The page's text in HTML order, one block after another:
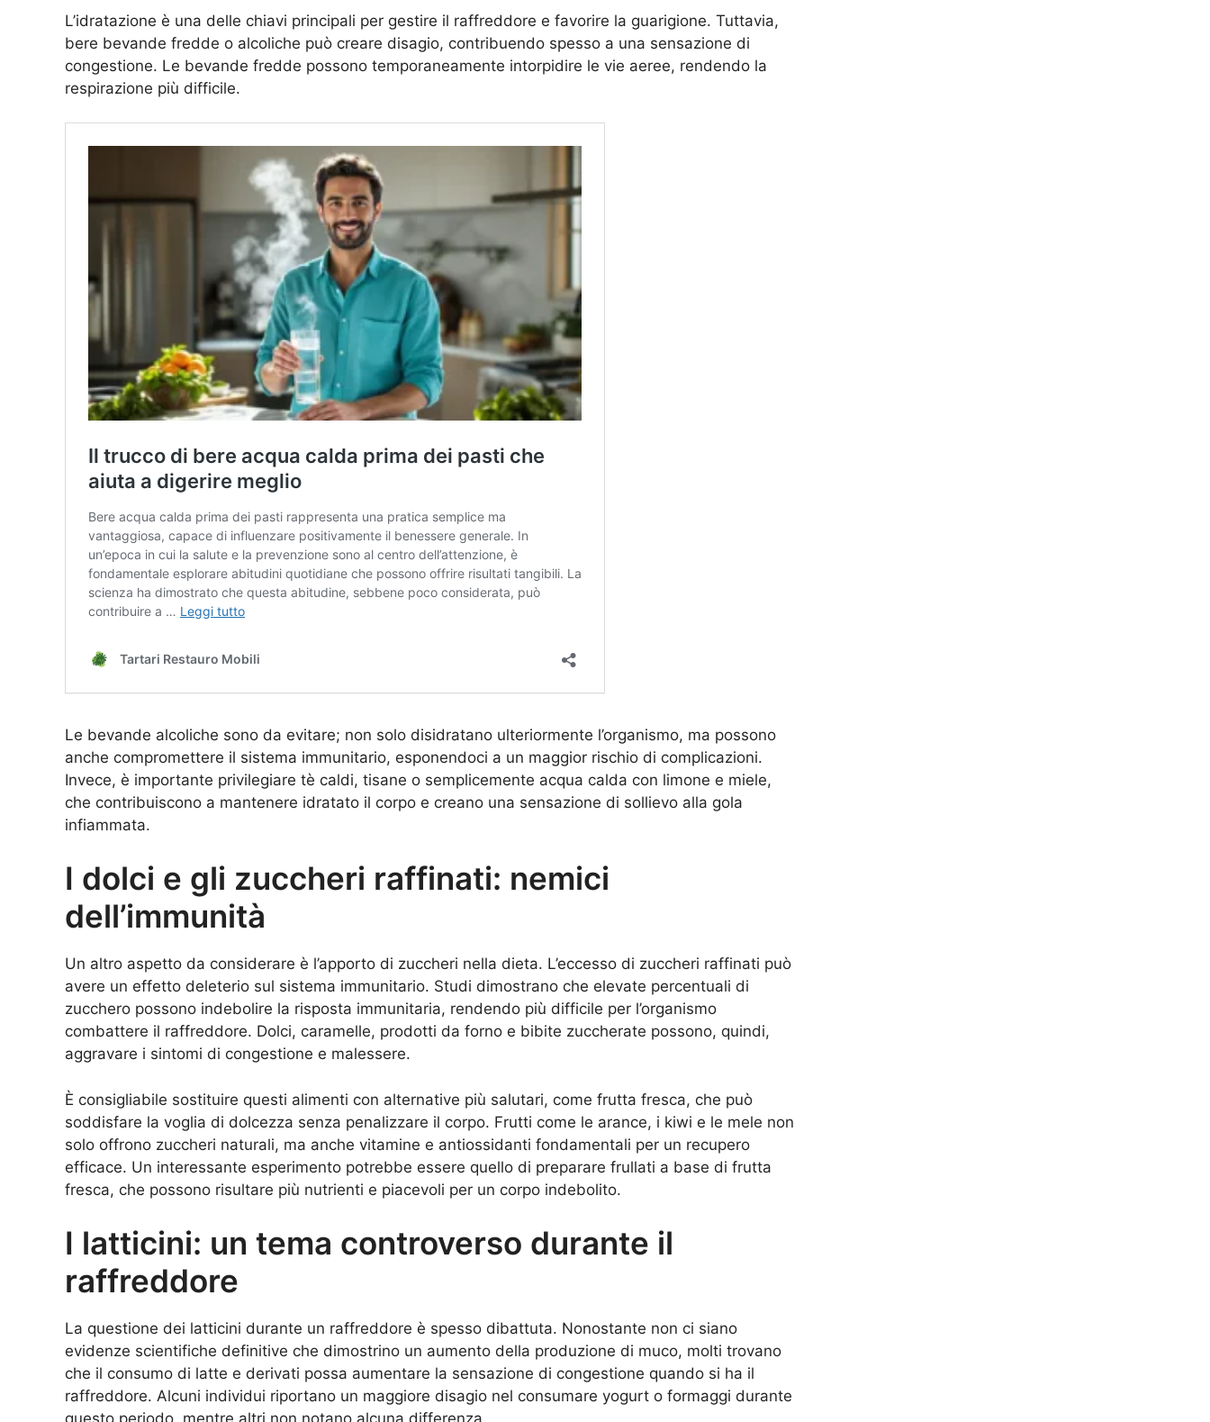
L’idratazione è una delle chiavi principali per gestire il raffreddore e favorire la guarigione. Tuttavia,
bere bevande fredde o alcoliche può creare disagio, contribuendo spesso a una sensazione di
congestione. Le bevande fredde possono temporaneamente intorpidire le vie aeree, rendendo la
respirazione più difficile.
Le bevande alcoliche sono da evitare; non solo disidratano ulteriormente l’organismo, ma possono
anche compromettere il sistema immunitario, esponendoci a un maggior rischio di complicazioni.
Invece, è importante privilegiare tè caldi, tisane o semplicemente acqua calda con limone e miele,
che contribuiscono a mantenere idratato il corpo e creano una sensazione di sollievo alla gola
infiammata.
I dolci e gli zuccheri raffinati: nemici
dell’immunità
Un altro aspetto da considerare è l’apporto di zuccheri nella dieta. L’eccesso di zuccheri raffinati può
avere un effetto deleterio sul sistema immunitario. Studi dimostrano che elevate percentuali di
zucchero possono indebolire la risposta immunitaria, rendendo più difficile per l’organismo
combattere il raffreddore. Dolci, caramelle, prodotti da forno e bibite zuccherate possono, quindi,
aggravare i sintomi di congestione e malessere.
È consigliabile sostituire questi alimenti con alternative più salutari, come frutta fresca, che può
soddisfare la voglia di dolcezza senza penalizzare il corpo. Frutti come le arance, i kiwi e le mele non
solo offrono zuccheri naturali, ma anche vitamine e antiossidanti fondamentali per un recupero
efficace. Un interessante esperimento potrebbe essere quello di preparare frullati a base di frutta
fresca, che possono risultare più nutrienti e piacevoli per un corpo indebolito.
I latticini: un tema controverso durante il
raffreddore
La questione dei latticini durante un raffreddore è spesso dibattuta. Nonostante non ci siano
evidenze scientifiche definitive che dimostrino un aumento della produzione di muco, molti trovano
che il consumo di latte e derivati possa aumentare la sensazione di congestione quando si ha il
raffreddore. Alcuni individui riportano un maggiore disagio nel consumare yogurt o formaggi durante